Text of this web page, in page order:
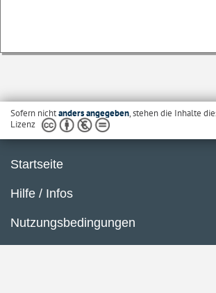
Sofern nichtanders angegeben, stehen die Inhalte
Lizenz
Startseite
Hilfe / Infos
Nutzungsbedingungen